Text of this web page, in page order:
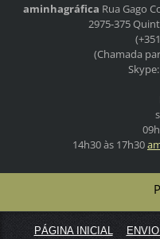
aminhagráfica Rua Gago
2975-375
(Chamada
14h30 às 17h30
PÁGINA INICIAL